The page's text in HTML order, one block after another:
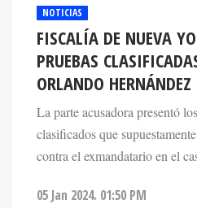
FISCALÍA DE NUEVA
PRUEBAS
ORLANDO HERNÁNDEZ
La parte acusadora presentó
clasificados que
contra el exmandatario en el